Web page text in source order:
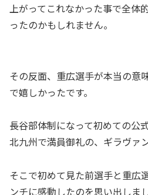
上がってこれなかった事で全体
ったのかもしれません。
その反面、重広選手が本当の意
で嬉しかったです。
長谷部体制になって初めての公
北九州で満員御礼の、ギラヴァ
そこで初めて見た前選手と重広
ンチに感動したのを思い出しま